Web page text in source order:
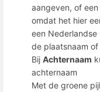
aangeven, of een
omdat het hier
een
de plaatsnaam
Bij Achternaam
achternaam
Met de groene